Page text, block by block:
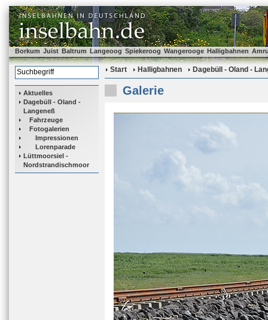
Borkum Juist Baltrum Langeoog Spiekeroog Wangerooge Halligbahnen
Aktuelles
Dagebüll - Oland -
Langeneß
Fahrzeuge
Fotogalerien
Impressionen
Lorenparade
Lüttmoorsiel -
Nordstrandischmoor
Start Halligbahnen Dagebüll - Oland -
Galerie